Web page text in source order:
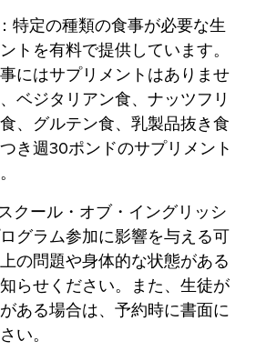
特定の種類の食事が必要な生
トを有料で提供しています。
にはサプリメントはありませ
ベジタリアン食、ナッツフリ
、グルテン食、乳製品抜き食
き週30ポンドのサプリメント
クール・オブ・イングリッシ
グラム参加に影響を与える可
の問題や身体的な状態がある
らせください。また、生徒が
ある場合は、予約時に書面に
い。